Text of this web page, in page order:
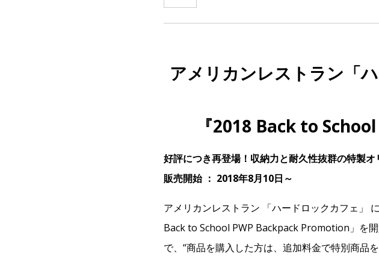
アメリカンレストラン「
『2018 Back to
好評につき再登場！収納力と耐久性抜群の特製
販売開始 ： 2018年8月10日～
アメリカンレストラン 「ハードロックカフェ」
Back to School PWP Backpack Promotion」を
で、“商品を購入した方は、追加料金で特別商品